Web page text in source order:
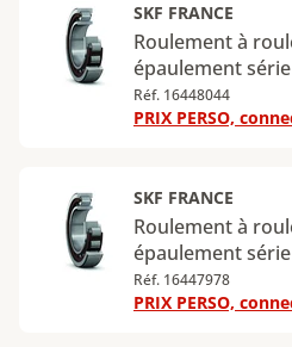
maximale : 290 kN
SKF FRANCE
Roulement à
épaulement série
Diamètre
extérieur : 180
maximale : 355 kN
Réf. 16448044
PRIX PERSO,
SKF FRANCE
Roulement à
épaulement série
Diamètre
extérieur : 190
Réf. 16447978
PRIX PERSO,